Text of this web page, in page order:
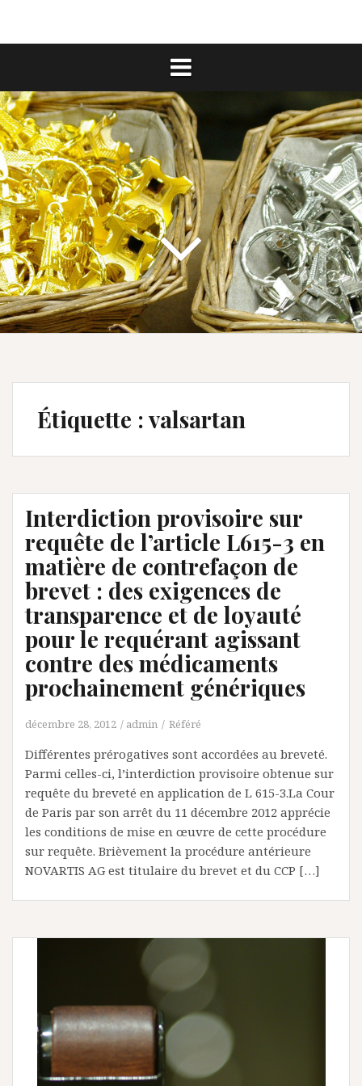
Étiquette :valsartan
Interdiction provisoire sur
requête de l’article L615-3 en
matière de contrefaçon de
brevet : des exigences de
transparence et de loyauté
pour le requérant agissant
contre des médicaments
prochainement génériques
décembre 28, 2012 admin Référé
Différentes prérogatives sont accordées au breveté.
Parmi celles-ci, l’interdiction provisoire obtenue sur
requête du breveté en application de L 615-3.La Cour
de Paris par son arrêt du 11 décembre 2012 apprécie
les conditions de mise en œuvre de cette procédure
sur requête. Brièvement la procédure antérieure
NOVARTIS AG est titulaire du brevet et du CCP […]